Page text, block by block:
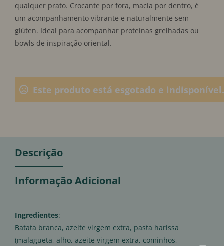
qualquer prato. Crocante por fora, macia por dentro, é
um acompanhamento vibrante e naturalmente sem
glúten. Ideal para acompanhar proteínas grelhadas ou
bowls de inspiração oriental.
Este produto está esgotado e indisponível.
Descrição
Informação Adicional
Ingredientes:
Batata branca, azeite virgem extra, pasta harissa
(malagueta, alho, azeite virgem extra, cominhos,